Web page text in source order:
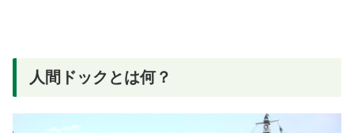
人間ドックとは何？